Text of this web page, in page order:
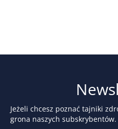
Jeżeli chcesz poznać tajniki
grona naszych